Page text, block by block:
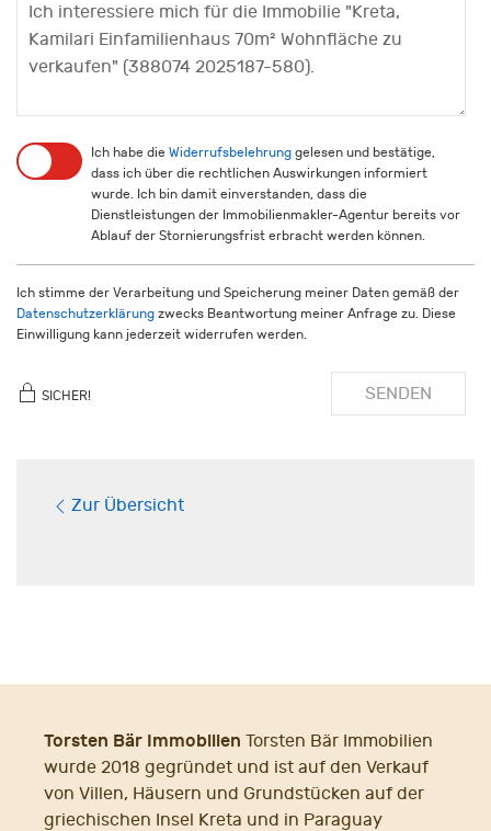
Ich habe die Widerrufsbelehrung gelesen und bestätige,
dass ich über die rechtlichen Auswirkungen informiert
wurde. Ich bin damit einverstanden, dass die
Dienstleistungen der Immobilienmakler-Agentur bereits vor
Ablauf der Stornierungsfrist erbracht werden können.
Ich stimme der Verarbeitung und Speicherung meiner Daten gemäß der
Datenschutzerklärung zwecks Beantwortung meiner Anfrage zu. Diese
Einwilligung kann jederzeit widerrufen werden.
SICHER! SENDEN
Zur Übersicht
Torsten Bär Immobilien Torsten Bär Immobilien
wurde 2018 gegründet und ist auf den Verkauf
von Villen, Häusern und Grundstücken auf der
griechischen Insel Kreta und in Paraguay